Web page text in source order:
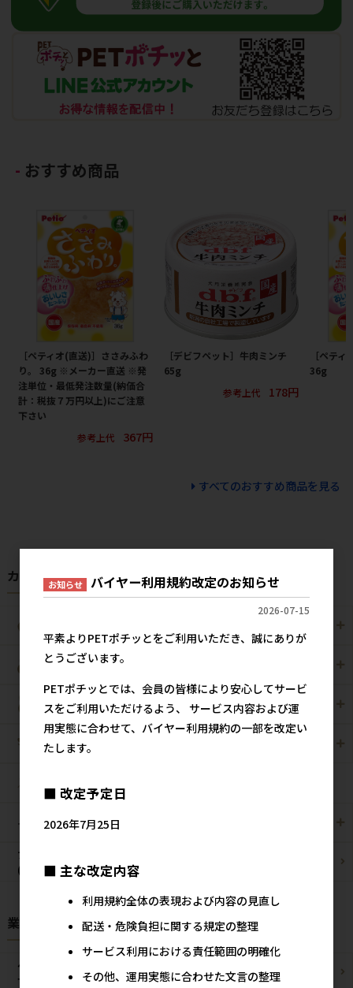
おすすめ商品
［ペティオ(直送)］ささみふわ
り。 36g ※メーカー直送 ※発
注単位・最低発注数量(納価合
計：税抜７万円以上)にご注意
下さい
参考上代
367円
［デビフペット］牛肉ミンチ
65g
参考上代
178円
［ペテ
36g
すべてのおすすめ商品を見る
カテゴリから探す
犬猫用
小動物用 鳥用
爬虫・両生類
その他/雑貨
ブリーダーパック
(プロ製品)
業種様別 特設ページ
ペットショップ/
サロン様
ブリーダー様
お知らせ バイヤー利用規約改定のお知らせ
2026-07-15
平素よりPETポチッとをご利用いただき、誠にありが
とうございます。
PETポチッとでは、会員の皆様により安心してサービ
スをご利用いただけるよう、 サービス内容および運
用実態に合わせて、バイヤー利用規約の一部を改定い
たします。
■ 改定予定日
2026年7月25日
■ 主な改定内容
利用規約全体の表現および内容の見直し
配送・危険負担に関する規定の整理
サービス利用における責任範囲の明確化
その他、運用実態に合わせた文言の整理